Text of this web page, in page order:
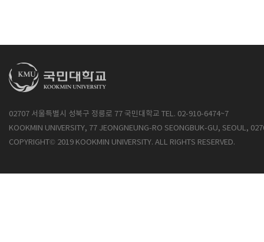
02707 서울특별시 성북구 정릉로 77 국민대학교 TEL. 02-910-6474~7
KOOKMIN UNIVERSITY, 77 JEONGNEUNG-RO SEONGBUK-GU, SEOUL,
COPYRIGHT© 2019 KOOKMIN UNIVERSITY. ALL RIGHTS RESERVED.